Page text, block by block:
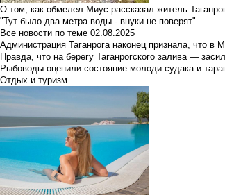
О том, как обмелел Миус рассказал житель
"Тут было два метра воды - внуки не поверят"
Все новости по теме 02.08.2025
Администрация Таганрога наконец признала, что
Правда, что на берегу Таганрогского залива —
Рыбоводы оценили состояние молоди судака и
Отдых и туризм